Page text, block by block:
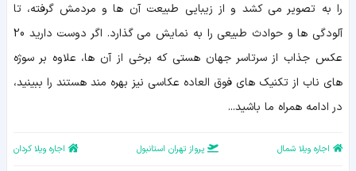
را به تصویر می کشد و از زیبایی طبیعت آن ها و مردمش گرفته، تا
آلودگی ها و حوادث طبیعی را به نمایش می گذارد. اگر دوست دارید 20
عکس جذاب از سرتاسر جهان هستی که برخی از آن ها، علاوه بر سوژه
های ناب از تکنیک های فوق العاده عکاسی نیز بهره مند هستند را ببینید،
در ادامه همراه ما باشید...
اجاره ویلا شمال پرواز تهران استانبول اجاره ویلا کردان